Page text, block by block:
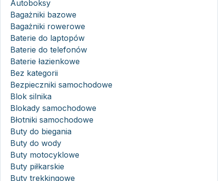
Autoboksy
Bagażniki bazowe
Bagażniki rowerowe
Baterie do laptopów
Baterie do telefonów
Baterie łazienkowe
Bez kategorii
Bezpieczniki samochodowe
Blok silnika
Blokady samochodowe
Błotniki samochodowe
Buty do biegania
Buty do wody
Buty motocyklowe
Buty piłkarskie
Buty trekkingowe